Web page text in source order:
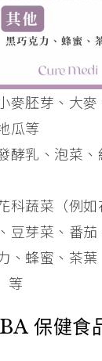
麥胚芽、大
瓜等
酵乳、泡菜
科蔬菜（例
豆芽菜、番
、蜂蜜、茶
等
保健食